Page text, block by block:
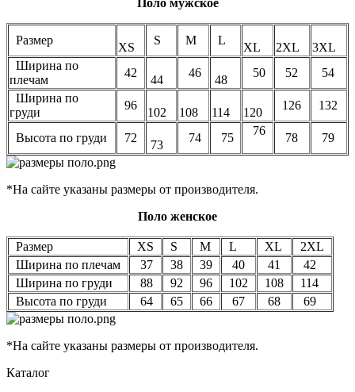
Поло мужское
Размер
XS
S M L
XL 2XL
3XL
Ширина по
плечам
42
44
46
48
50 52
54
Ширина по
груди
96
102 108 114 120
126 132
Высота по груди 72
73
74 75
76
78 79
*На сайте указаны размеры от производителя.
Поло женское
Размер XS S M L XL
2XL
Ширина по плечам
37 38 39 40 41
42
Ширина по груди
88 92 96 102 108
114
Высота по груди
64 65 66 67 68 69
*На сайте указаны размеры от производителя.
Каталог